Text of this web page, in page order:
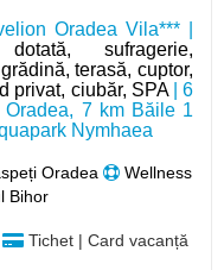
Oradea Vila*** |
dotată, sufragerie,
terasă, cuptor,
privat, ciubăr, SPA| 6
Oradea, 7 km Băile 1
Nymhaea
Oradea
Wellness
Bihor
Tichet | Card vacanță